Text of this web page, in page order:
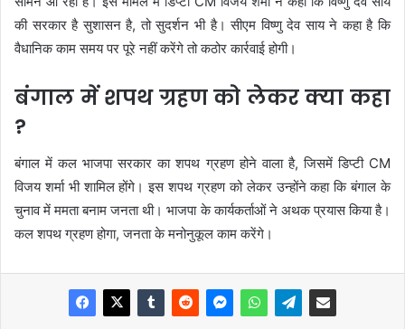
की सरकार है सुशासन है, तो सुदर्शन भी है। सीएम विष्णु देव साय ने कहा है कि
वैधानिक काम समय पर पूरे नहीं करेंगे तो कठोर कार्रवाई होगी।
बंगाल में शपथ ग्रहण को लेकर क्या कहा
?
बंगाल में कल भाजपा सरकार का शपथ ग्रहण होने वाला है, जिसमें डिप्टी CM
विजय शर्मा भी शामिल होंगे। इस शपथ ग्रहण को लेकर उन्होंने कहा कि बंगाल के
चुनाव में ममता बनाम जनता थी। भाजपा के कार्यकर्ताओं ने अथक प्रयास किया है।
कल शपथ ग्रहण होगा, जनता के मनोनुकूल काम करेंगे।